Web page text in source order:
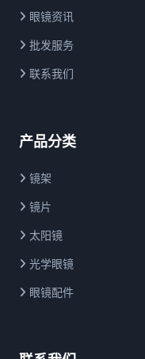
眼镜资讯
批发服务
联系我们
产品分类
镜架
镜片
太阳镜
光学眼镜
眼镜配件